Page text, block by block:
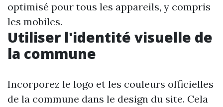
optimisé pour tous les appareils, y compris
les mobiles.
Utiliser l'identité visuelle de
la commune
Incorporez le logo et les couleurs officielles
de la commune dans le design du site. Cela